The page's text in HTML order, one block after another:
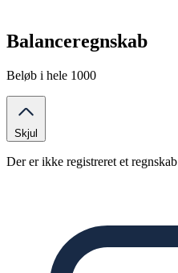
Balanceregnskab
Beløb i hele 1000
Skjul
Der er ikke registreret et regnskab